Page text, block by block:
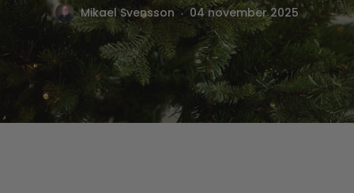
Mikael Svensson . 04 november 2025